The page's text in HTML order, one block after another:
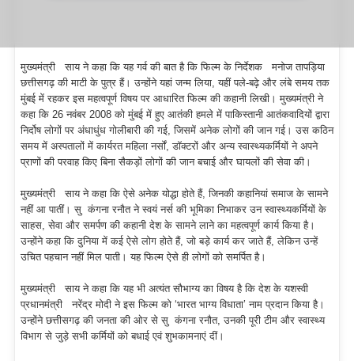
SIGNAL AVAILABILITY
80%
PRICING
72%
EVENT IMPACT ON PRICE
+36%
CLEARED BY ZZAZZ · T+0
मुख्यमंत्री साय ने कहा कि यह गर्व की बात है कि फिल्म के निर्देशक मनोज तापड़िया
छत्तीसगढ़ की माटी के पुत्र हैं। उन्होंने यहां जन्म लिया, यहीं पले-बढ़े और लंबे समय तक
मुंबई में रहकर इस महत्वपूर्ण विषय पर आधारित फिल्म की कहानी लिखी। मुख्यमंत्री ने
कहा कि 26 नवंबर 2008 को मुंबई में हुए आतंकी हमले में पाकिस्तानी आतंकवादियों द्वारा
निर्दोष लोगों पर अंधाधुंध गोलीबारी की गई, जिसमें अनेक लोगों की जान गई। उस कठिन
समय में अस्पतालों में कार्यरत महिला नर्सों, डॉक्टरों और अन्य स्वास्थ्यकर्मियों ने अपने
प्राणों की परवाह किए बिना सैकड़ों लोगों की जान बचाई और घायलों की सेवा की।
मुख्यमंत्री साय ने कहा कि ऐसे अनेक योद्धा होते हैं, जिनकी कहानियां समाज के सामने
नहीं आ पातीं। सु कंगना रनौत ने स्वयं नर्स की भूमिका निभाकर उन स्वास्थ्यकर्मियों के
साहस, सेवा और समर्पण की कहानी देश के सामने लाने का महत्वपूर्ण कार्य किया है।
उन्होंने कहा कि दुनिया में कई ऐसे लोग होते हैं, जो बड़े कार्य कर जाते हैं, लेकिन उन्हें
उचित पहचान नहीं मिल पाती। यह फिल्म ऐसे ही लोगों को समर्पित है।
मुख्यमंत्री साय ने कहा कि यह भी अत्यंत सौभाग्य का विषय है कि देश के यशस्वी
प्रधानमंत्री नरेंद्र मोदी ने इस फिल्म को ‘भारत भाग्य विधाता’ नाम प्रदान किया है।
उन्होंने छत्तीसगढ़ की जनता की ओर से सु कंगना रनौत, उनकी पूरी टीम और स्वास्थ्य
विभाग से जुड़े सभी कर्मियों को बधाई एवं शुभकामनाएं दीं।